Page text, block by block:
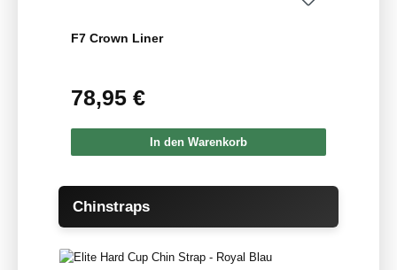
F7 Crown Liner
Regulärer Preis:
78,95 €
In den Warenkorb
Produktgalerie überspringen
Chinstraps